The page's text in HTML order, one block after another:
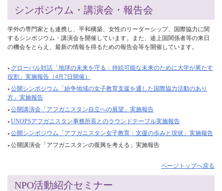
シンポジウム・講演会・報告会
学外の専門家とも連携し、平和構築、女性のリーダーシップ、国際協力に関
するシンポジウム・講演会を開催しています。また、途上国関係者等の来日
の機会をとらえ、最新の情報を得るための報告会等を開催しています。
グローバル対話「地球の未来を守る：持続可能な未来のために大学が果たす
役割」実施報告（4月7日開催）
公開シンポジウム「紛争地域の女子教育支援を通した国際協力活動のあり
方」実施報告
公開講演会「アフガニスタン自立への展望」実施報告
UNOPSアフガニスタン事務所長とのラウンドテーブル実施報告
公開シンポジウム「アフガニスタン女子教育：支援の歩みと現状」実施報告
公開講演会「アフガニスタンの復興を考える」実施報告
ページトップへ戻る
NPO活動紹介セミナー